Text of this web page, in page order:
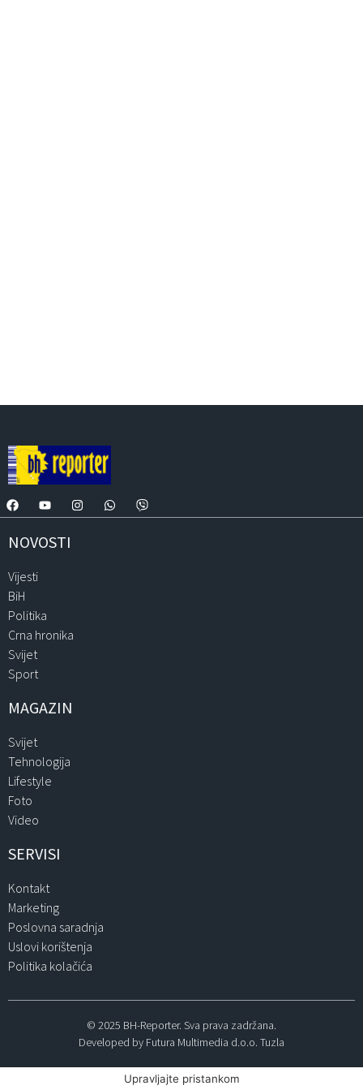
NOVOSTI
Vijesti
BiH
Politika
Crna hronika
Svijet
Sport
MAGAZIN
Svijet
Tehnologija
Lifestyle
Foto
Video
SERVISI
Kontakt
Marketing
Poslovna saradnja
Uslovi korištenja
Politika kolačića
© 2025 BH-Reporter. Sva prava zadržana.
Developed by Futura Multimedia d.o.o. Tuzla
Upravljajte pristankom